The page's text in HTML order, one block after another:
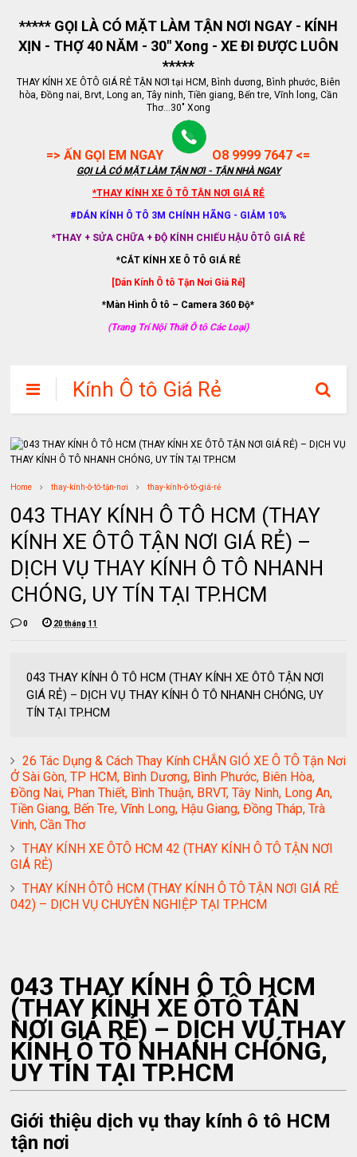
***** GỌI LÀ CÓ MẶT LÀM TẬN NƠI NGAY - KÍNH
XỊN - THỢ 40 NĂM - 30" Xong - XE ĐI ĐƯỢC LUÔN
*****
THAY KÍNH XE ÔTÔ GIÁ RẺ TẬN NƠI tại HCM, Bình dương, Bình phước, Biên
hòa, Đồng nai, Brvt, Long an, Tây ninh, Tiền giang, Bến tre, Vĩnh long, Cần
Thơ...30" Xong
=> ẤN GỌI EM NGAY O8 9999 7647 <=
GỌI LÀ CÓ MẶT LÀM TẬN NƠI - TẬN NHÀ NGAY
*THAY KÍNH XE Ô TÔ TẬN NƠI GIÁ RẺ
#DÁN KÍNH Ô TÔ 3M CHÍNH HÃNG - GIẢM 10%
*THAY + SỬA CHỮA + ĐỘ KÍNH CHIẾU HẬU ÔTÔ GIÁ RẺ
*CẮT KÍNH XE Ô TÔ GIÁ RẺ
[Dán Kính Ô tô Tận Nơi Giá Rẻ]
*Màn Hình Ô tô – Camera 360 Độ*
(Trang Trí Nội Thất Ô tô Các Loại)
Kính Ô tô Giá Rẻ
Home thay-kính-ô-tô-tận-nơi thay-kính-ô-tô-giá-rẻ
043 THAY KÍNH Ô TÔ HCM (THAY
KÍNH XE ÔTÔ TẬN NƠI GIÁ RẺ) –
DỊCH VỤ THAY KÍNH Ô TÔ NHANH
CHÓNG, UY TÍN TẠI TP.HCM
0 20 tháng 11
043 THAY KÍNH Ô TÔ HCM (THAY KÍNH XE ÔTÔ TẬN NƠI
GIÁ RẺ) – DỊCH VỤ THAY KÍNH Ô TÔ NHANH CHÓNG, UY
TÍN TẠI TP.HCM
26 Tác Dụng & Cách Thay Kính CHẮN GIÓ XE Ô TÔ Tận Nơi
Ở Sài Gòn, TP HCM, Bình Dương, Bình Phước, Biên Hòa,
Đồng Nai, Phan Thiết, Bình Thuận, BRVT, Tây Ninh, Long An,
Tiền Giang, Bến Tre, Vĩnh Long, Hậu Giang, Đồng Tháp, Trà
Vinh, Cần Thơ
THAY KÍNH XE ÔTÔ HCM 42 (THAY KÍNH Ô TÔ TẬN NƠI
GIÁ RẺ)
THAY KÍNH ÔTÔ HCM (THAY KÍNH Ô TÔ TẬN NƠI GIÁ RẺ
042) – DỊCH VỤ CHUYÊN NGHIỆP TẠI TP.HCM
043 THAY KÍNH Ô TÔ HCM
(THAY KÍNH XE ÔTÔ TẬN
NƠI GIÁ RẺ) – DỊCH VỤ THAY
KÍNH Ô TÔ NHANH CHÓNG,
UY TÍN TẠI TP.HCM
Giới thiệu dịch vụ thay kính ô tô HCM
tận nơi